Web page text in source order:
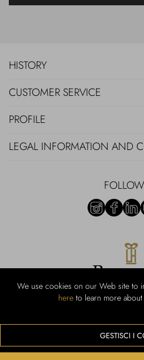
We use cookies on our Web site to
here to learn more
GESTISCI I
HISTORY
CUSTOMER SERVICE
PROFILE
LEGAL INFORMATION AND
Rubinacci S.r.l.: Viale Gramsci, 15 -
We accept the following